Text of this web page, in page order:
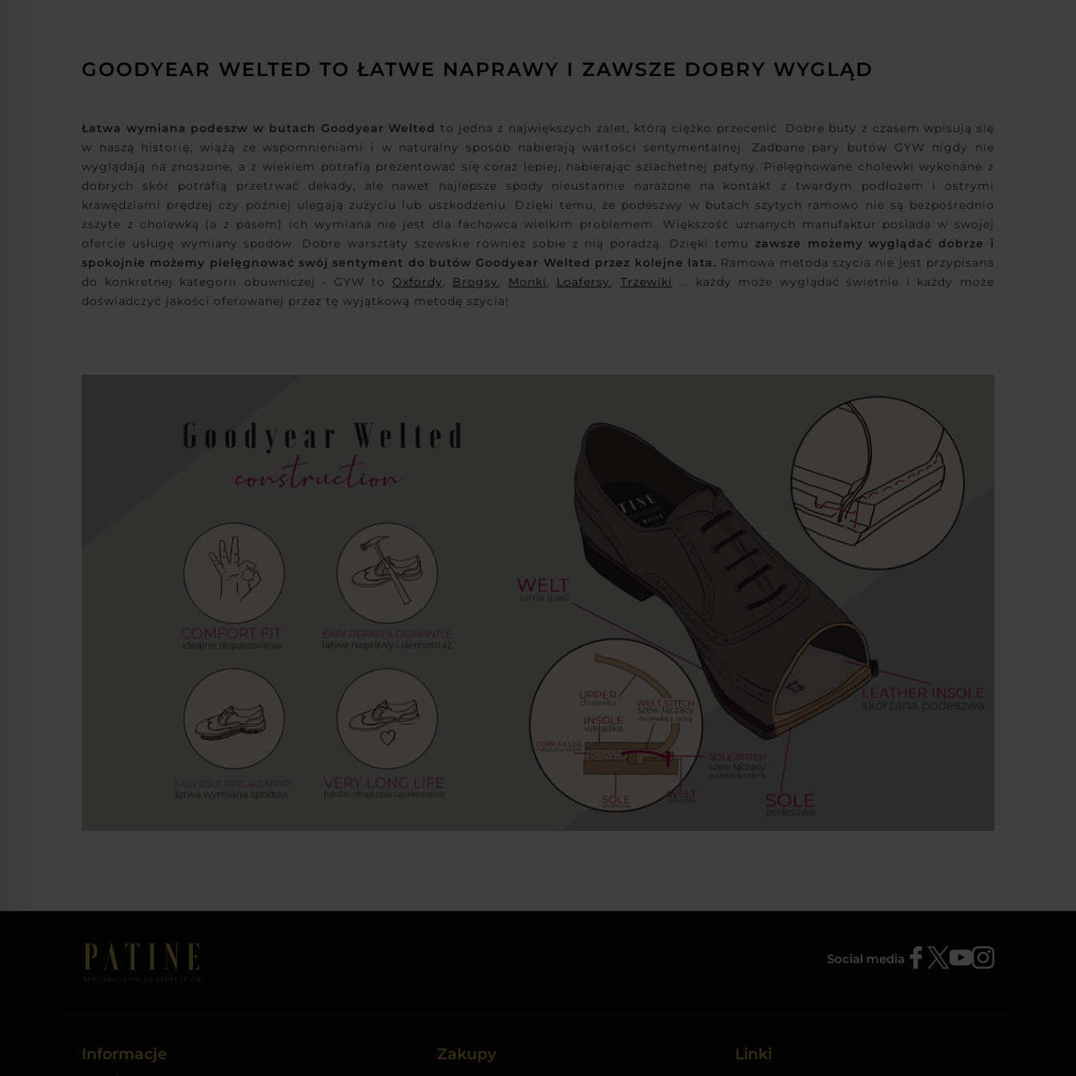
GOODYEAR WELTED TO ŁATWE NAPRAWY I ZAWSZE DOBRY WYGLĄD
Łatwa wymiana podeszw w butach Goodyear Welted to jedna z największych zalet, którą ciężko przecenić. Dobre buty z czasem wpisują się
w naszą historię, wiążą ze wspomnieniami i w naturalny sposób nabierają wartości sentymentalnej. Zadbane pary butów GYW nigdy nie
wyglądają na znoszone, a z wiekiem potrafią prezentować się coraz lepiej, nabierając szlachetnej patyny. Pielęgnowane cholewki wykonane z
dobrych skór potrafią przetrwać dekady, ale nawet najlepsze spody nieustannie narażone na kontakt z twardym podłożem i ostrymi
krawędziami prędzej czy później ulegają zużyciu lub uszkodzeniu. Dzięki temu, że podeszwy w butach szytych ramowo nie są bezpośrednio
zszyte z cholewką (a z pasem) ich wymiana nie jest dla fachowca wielkim problemem. Większość uznanych manufaktur posiada w swojej
ofercie usługę wymiany spodów. Dobre warsztaty szewskie również sobie z nią poradzą. Dzięki temu zawsze możemy wyglądać dobrze i
spokojnie możemy pielęgnować swój sentyment do butów Goodyear Welted przez kolejne lata. Ramowa metoda szycia nie jest przypisana
do konkretnej kategorii obuwniczej - GYW to Oxfordy, Brogsy, Monki, Loafersy, Trzewiki
... każdy może wyglądać świetnie i każdy może
doświadczyć jakości oferowanej przez tę wyjątkową metodę szycia!
Social media
Informacje Zakupy Linki